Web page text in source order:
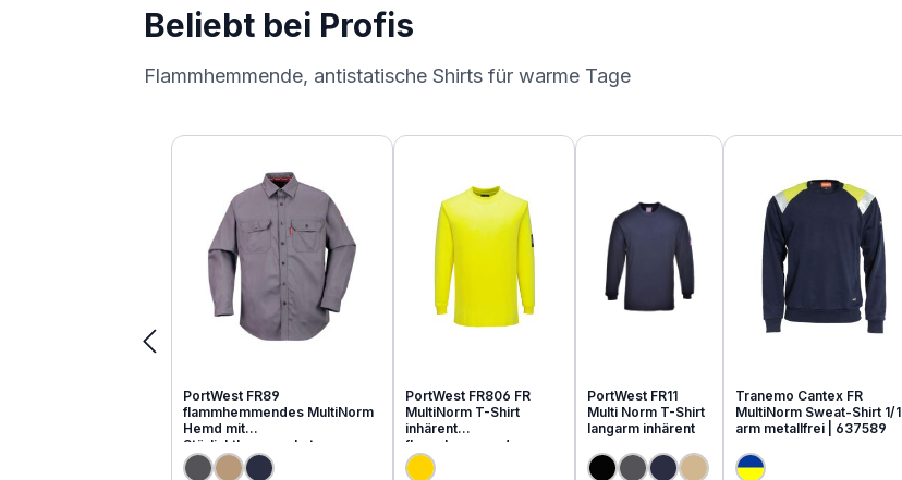
Beliebt bei Profis
Flammhemmende, antistatische Shirts für warme Tage
Produktgalerie überspringen
PortWest FR89
flammhemmendes MultiNorm
Hemd mit
Störlichtbogenschutz
PortWest FR806 FR
MultiNorm T-Shirt
inhärent
flammhemmend
PortWest FR11
Multi Norm T-Shirt
langarm inhärent
Tranemo Cantex FR
MultiNorm Sweat-Shirt 1/1
arm metallfrei | 637589